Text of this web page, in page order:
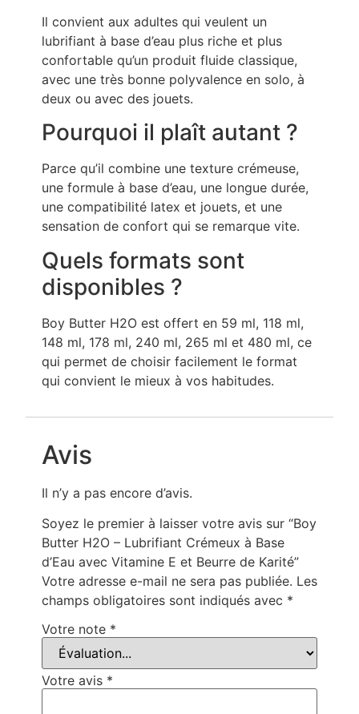
Il convient aux adultes qui veulent un
lubrifiant à base d’eau plus riche et plus
confortable qu’un produit fluide classique,
avec une très bonne polyvalence en solo, à
deux ou avec des jouets.
Pourquoi il plaît autant ?
Parce qu’il combine une texture crémeuse,
une formule à base d’eau, une longue durée,
une compatibilité latex et jouets, et une
sensation de confort qui se remarque vite.
Quels formats sont
disponibles ?
Boy Butter H2O est offert en 59 ml, 118 ml,
148 ml, 178 ml, 240 ml, 265 ml et 480 ml, ce
qui permet de choisir facilement le format
qui convient le mieux à vos habitudes.
Avis
Il n’y a pas encore d’avis.
Soyez le premier à laisser votre avis sur “Boy
Butter H2O – Lubrifiant Crémeux à Base
d’Eau avec Vitamine E et Beurre de Karité”
Votre adresse e-mail ne sera pas publiée. Les
champs obligatoires sont indiqués avec *
Votre note *
Votre avis *